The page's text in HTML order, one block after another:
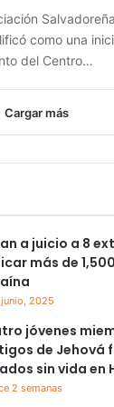
como una
del Centro…
Cargar más
a juicio a 8
más de
2025
jóvenes
de Jehová
sin vida en
2 semanas